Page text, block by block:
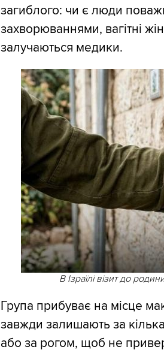
загиблого: чи є люди
захворюваннями, вагітні
залучаються медики.
В Ізраїлі візит до
Група прибуває на місце
завжди залишають за
або за рогом, щоб не